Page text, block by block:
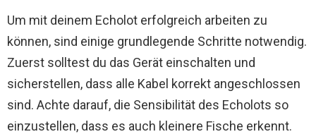
Um mit deinem Echolot erfolgreich arbeiten zu
können, sind einige grundlegende Schritte notwendig.
Zuerst solltest du das Gerät einschalten und
sicherstellen, dass alle Kabel korrekt angeschlossen
sind. Achte darauf, die Sensibilität des Echolots so
einzustellen, dass es auch kleinere Fische erkennt.